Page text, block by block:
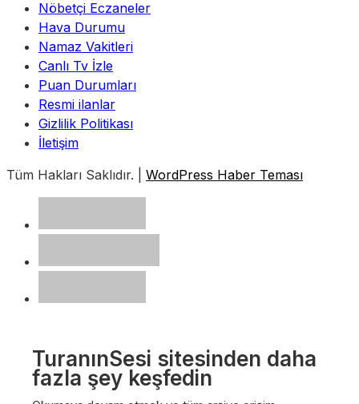
Nöbetçi Eczaneler
Hava Durumu
Namaz Vakitleri
Canlı Tv İzle
Puan Durumları
Resmi ilanlar
Gizlilik Politikası
İletişim
Tüm Hakları Saklıdır. | WordPress Haber Teması
TuranınSesi sitesinden daha
fazla şey keşfedin